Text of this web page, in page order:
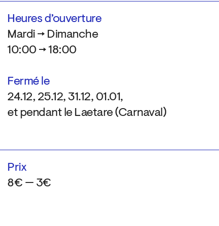
Heures d’ouverture
Mardi → Dimanche
10:00 → 18:00
Fermé le
24.12, 25.12, 31.12, 01.01,
et pendant le Laetare (Carnaval)
Prix
8€ — 3€